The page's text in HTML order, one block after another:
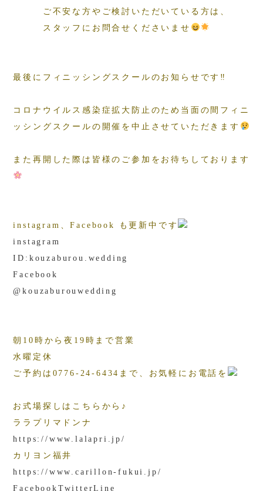
ご不安な方やご検討いただいている方は、
スタッフにお問合せくださいませ
最後にフィニッシングスクールのお知らせです‼
コロナウイルス感染症拡大防止のため当面の間フィニ
ッシングスクールの開催を中止させていただきます
また再開した際は皆様のご参加をお待ちしております
instagram、Facebook も更新中です
instagram
ID:kouzaburou.wedding
Facebook
@kouzaburouwedding
朝10時から夜19時まで営業
水曜定休
ご予約は0776-24-6434まで、お気軽にお電話を
お式場探しはこちらから♪
ララプリマドンナ
https://www.lalapri.jp/
カリヨン福井
https://www.carillon-fukui.jp /
Facebook TwitterLine